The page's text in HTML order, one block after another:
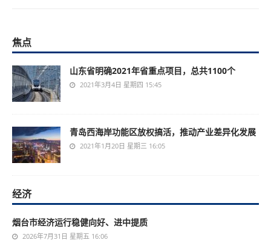
焦点
山东省明确2021年省重点项目，总共1100个
2021年3月4日 星期四 15:45
青岛西海岸功能区放权搞活，推动产业差异化发展
2021年1月20日 星期三 16:05
经济
烟台市经济运行稳健向好、进中提质
2026年7月31日 星期五 16:06